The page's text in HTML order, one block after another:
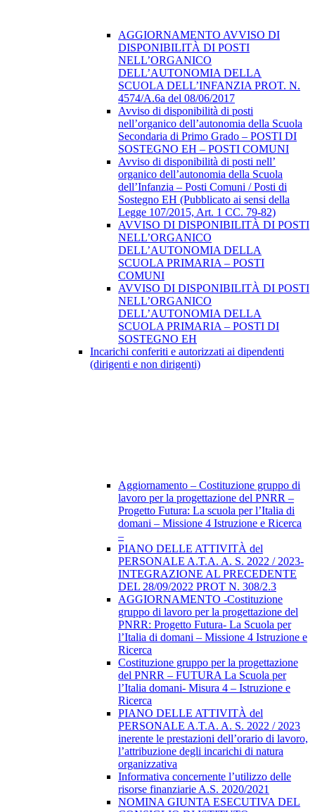
AGGIORNAMENTO AVVISO DI
DISPONIBILITÀ DI POSTI
NELL’ORGANICO
DELL’AUTONOMIA DELLA
SCUOLA DELL’INFANZIA PROT. N.
4574/A.6a del 08/06/2017
Avviso di disponibilità di posti
nell’organico dell’autonomia della Scuola
Secondaria di Primo Grado – POSTI DI
SOSTEGNO EH – POSTI COMUNI
Avviso di disponibilità di posti nell’
organico dell’autonomia della Scuola
dell’Infanzia – Posti Comuni / Posti di
Sostegno EH (Pubblicato ai sensi della
Legge 107/2015, Art. 1 CC. 79-82)
AVVISO DI DISPONIBILITÀ DI POSTI
NELL’ORGANICO
DELL’AUTONOMIA DELLA
SCUOLA PRIMARIA – POSTI
COMUNI
AVVISO DI DISPONIBILITÀ DI POSTI
NELL’ORGANICO
DELL’AUTONOMIA DELLA
SCUOLA PRIMARIA – POSTI DI
SOSTEGNO EH
Incarichi conferiti e autorizzati ai dipendenti
(dirigenti e non dirigenti)
Aggiornamento – Costituzione gruppo di
lavoro per la progettazione del PNRR –
Progetto Futura: La scuola per l’Italia di
domani – Missione 4 Istruzione e Ricerca
–
PIANO DELLE ATTIVITÀ del
PERSONALE A.T.A. A. S. 2022 / 2023-
INTEGRAZIONE AL PRECEDENTE
DEL 28/09/2022 PROT N. 308/2.3
AGGIORNAMENTO -Costituzione
gruppo di lavoro per la progettazione del
PNRR: Progetto Futura- La Scuola per
l’Italia di domani – Missione 4 Istruzione e
Ricerca
Costituzione gruppo per la progettazione
del PNRR – FUTURA La Scuola per
l’Italia domani- Misura 4 – Istruzione e
Ricerca
PIANO DELLE ATTIVITÀ del
PERSONALE A.T.A. A. S. 2022 / 2023
inerente le prestazioni dell’orario di lavoro,
l’attribuzione degli incarichi di natura
organizzativa
Informativa concernente l’utilizzo delle
risorse finanziarie A.S. 2020/2021
NOMINA GIUNTA ESECUTIVA DEL